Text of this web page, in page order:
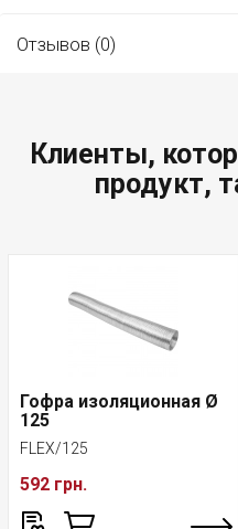
Отзывов (0)
Клиенты,
продукт,
Гофра изоляционная Ø
125
FLEX/125
592 грн.